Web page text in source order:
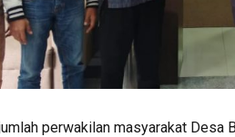
perwakilan masyarakat Desa